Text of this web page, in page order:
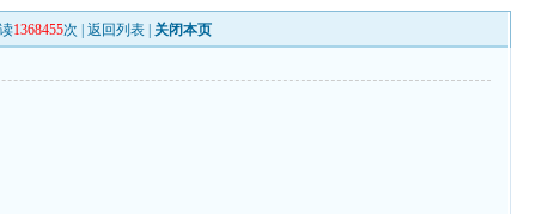
1368455次 |返回列表 关闭本页